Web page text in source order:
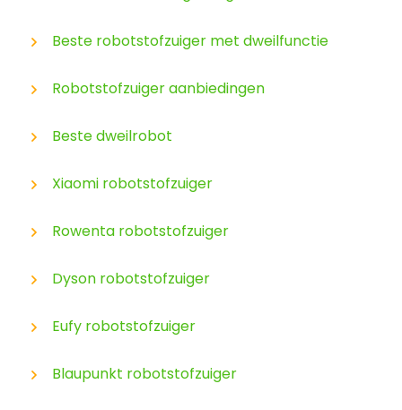
Beste robotstofzuiger met dweilfunctie
Robotstofzuiger aanbiedingen
Beste dweilrobot
Xiaomi robotstofzuiger
Rowenta robotstofzuiger
Dyson robotstofzuiger
Eufy robotstofzuiger
Blaupunkt robotstofzuiger